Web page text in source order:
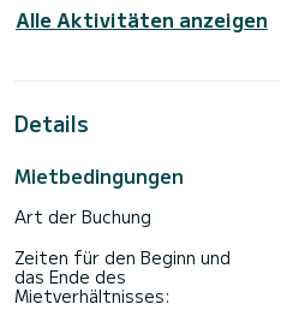
Außenlautsprecher, Elektrowinch.
Alle Aktivitäten anzeigen
Details
Mietbedingungen
Art der Buchung
Zeiten für den Beginn und
das Ende des
Mietverhältnisses: